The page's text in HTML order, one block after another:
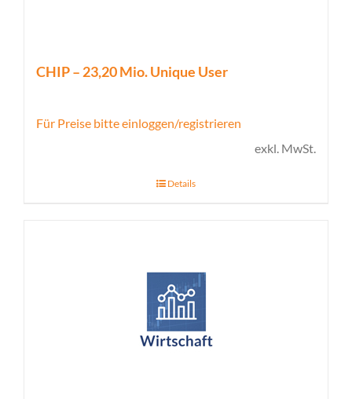
CHIP – 23,20 Mio. Unique User
Für Preise bitte einloggen/registrieren
exkl. MwSt.
Details